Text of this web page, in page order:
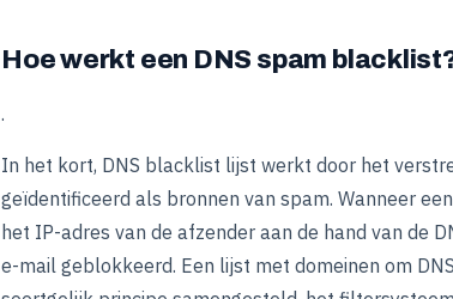
Hoe werkt een DNS spam
.
In het kort, DNS blacklist lijst werkt door het
geïdentificeerd als bronnen van spam. Wanneer
het IP-adres van de afzender aan de hand van de
e-mail geblokkeerd. Een lijst met domeinen om